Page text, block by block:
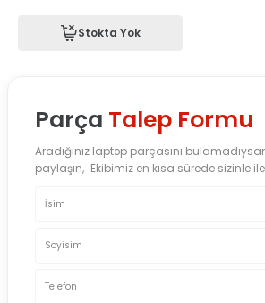
Stokta Yok
Parça Talep Formu
Aradığınız laptop parçasını
paylaşın, Ekibimiz en kısa sürede sizinle